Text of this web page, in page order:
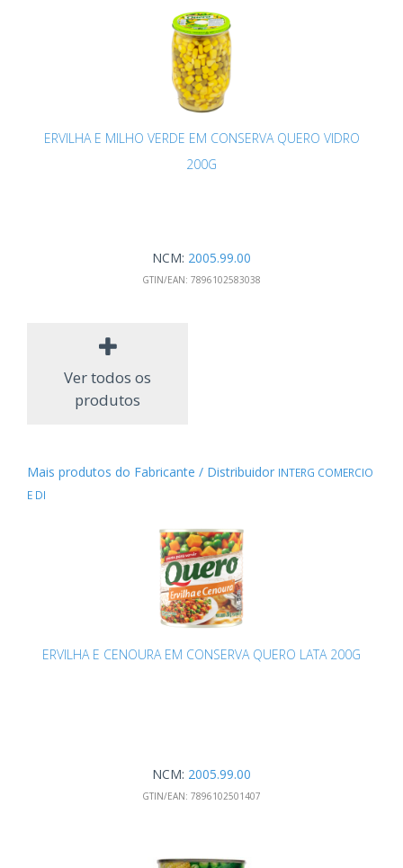
ERVILHA E MILHO VERDE EM CONSERVA QUERO VIDRO
200G
NCM: 2005.99.00
GTIN/EAN: 7896102583038
Ver todos os
produtos
Mais produtos do Fabricante / Distribuidor INTERG COMERCIO
E DI
ERVILHA E CENOURA EM CONSERVA QUERO LATA 200G
NCM: 2005.99.00
GTIN/EAN: 7896102501407